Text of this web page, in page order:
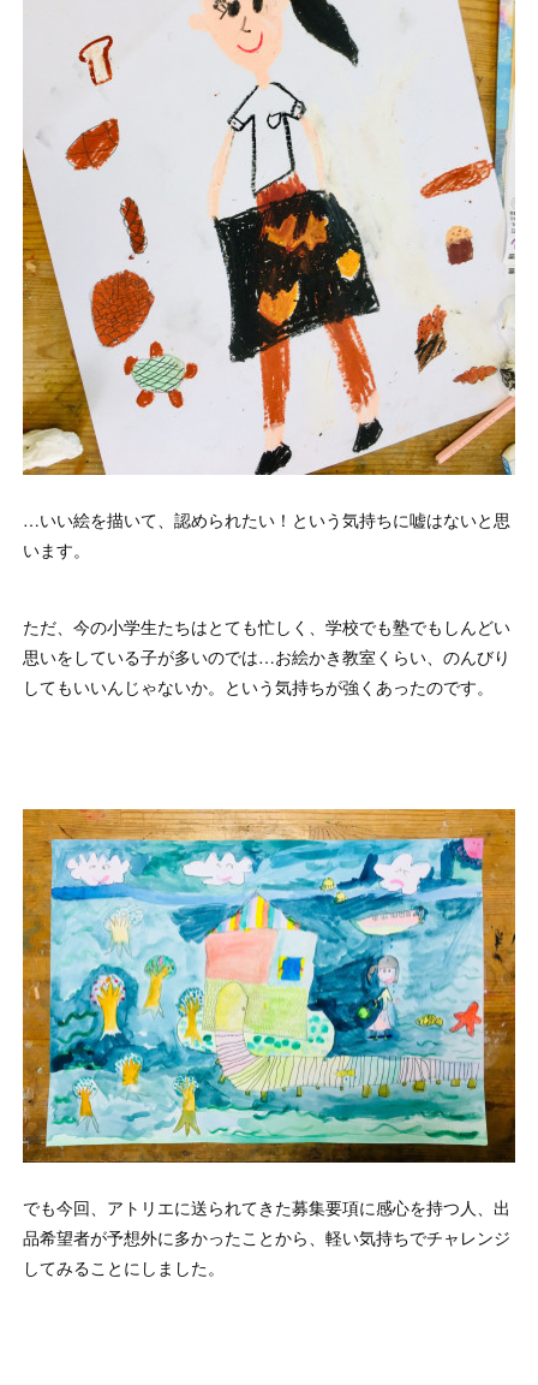
…いい絵を描いて、認められたい！という気持ちに嘘はないと思
います。
ただ、今の小学生たちはとても忙しく、学校でも塾でもしんどい
思いをしている子が多いのでは…お絵かき教室くらい、のんびり
してもいいんじゃないか。という気持ちが強くあったのです。
でも今回、アトリエに送られてきた募集要項に感心を持つ人、出
品希望者が予想外に多かったことから、軽い気持ちでチャレンジ
してみることにしました。